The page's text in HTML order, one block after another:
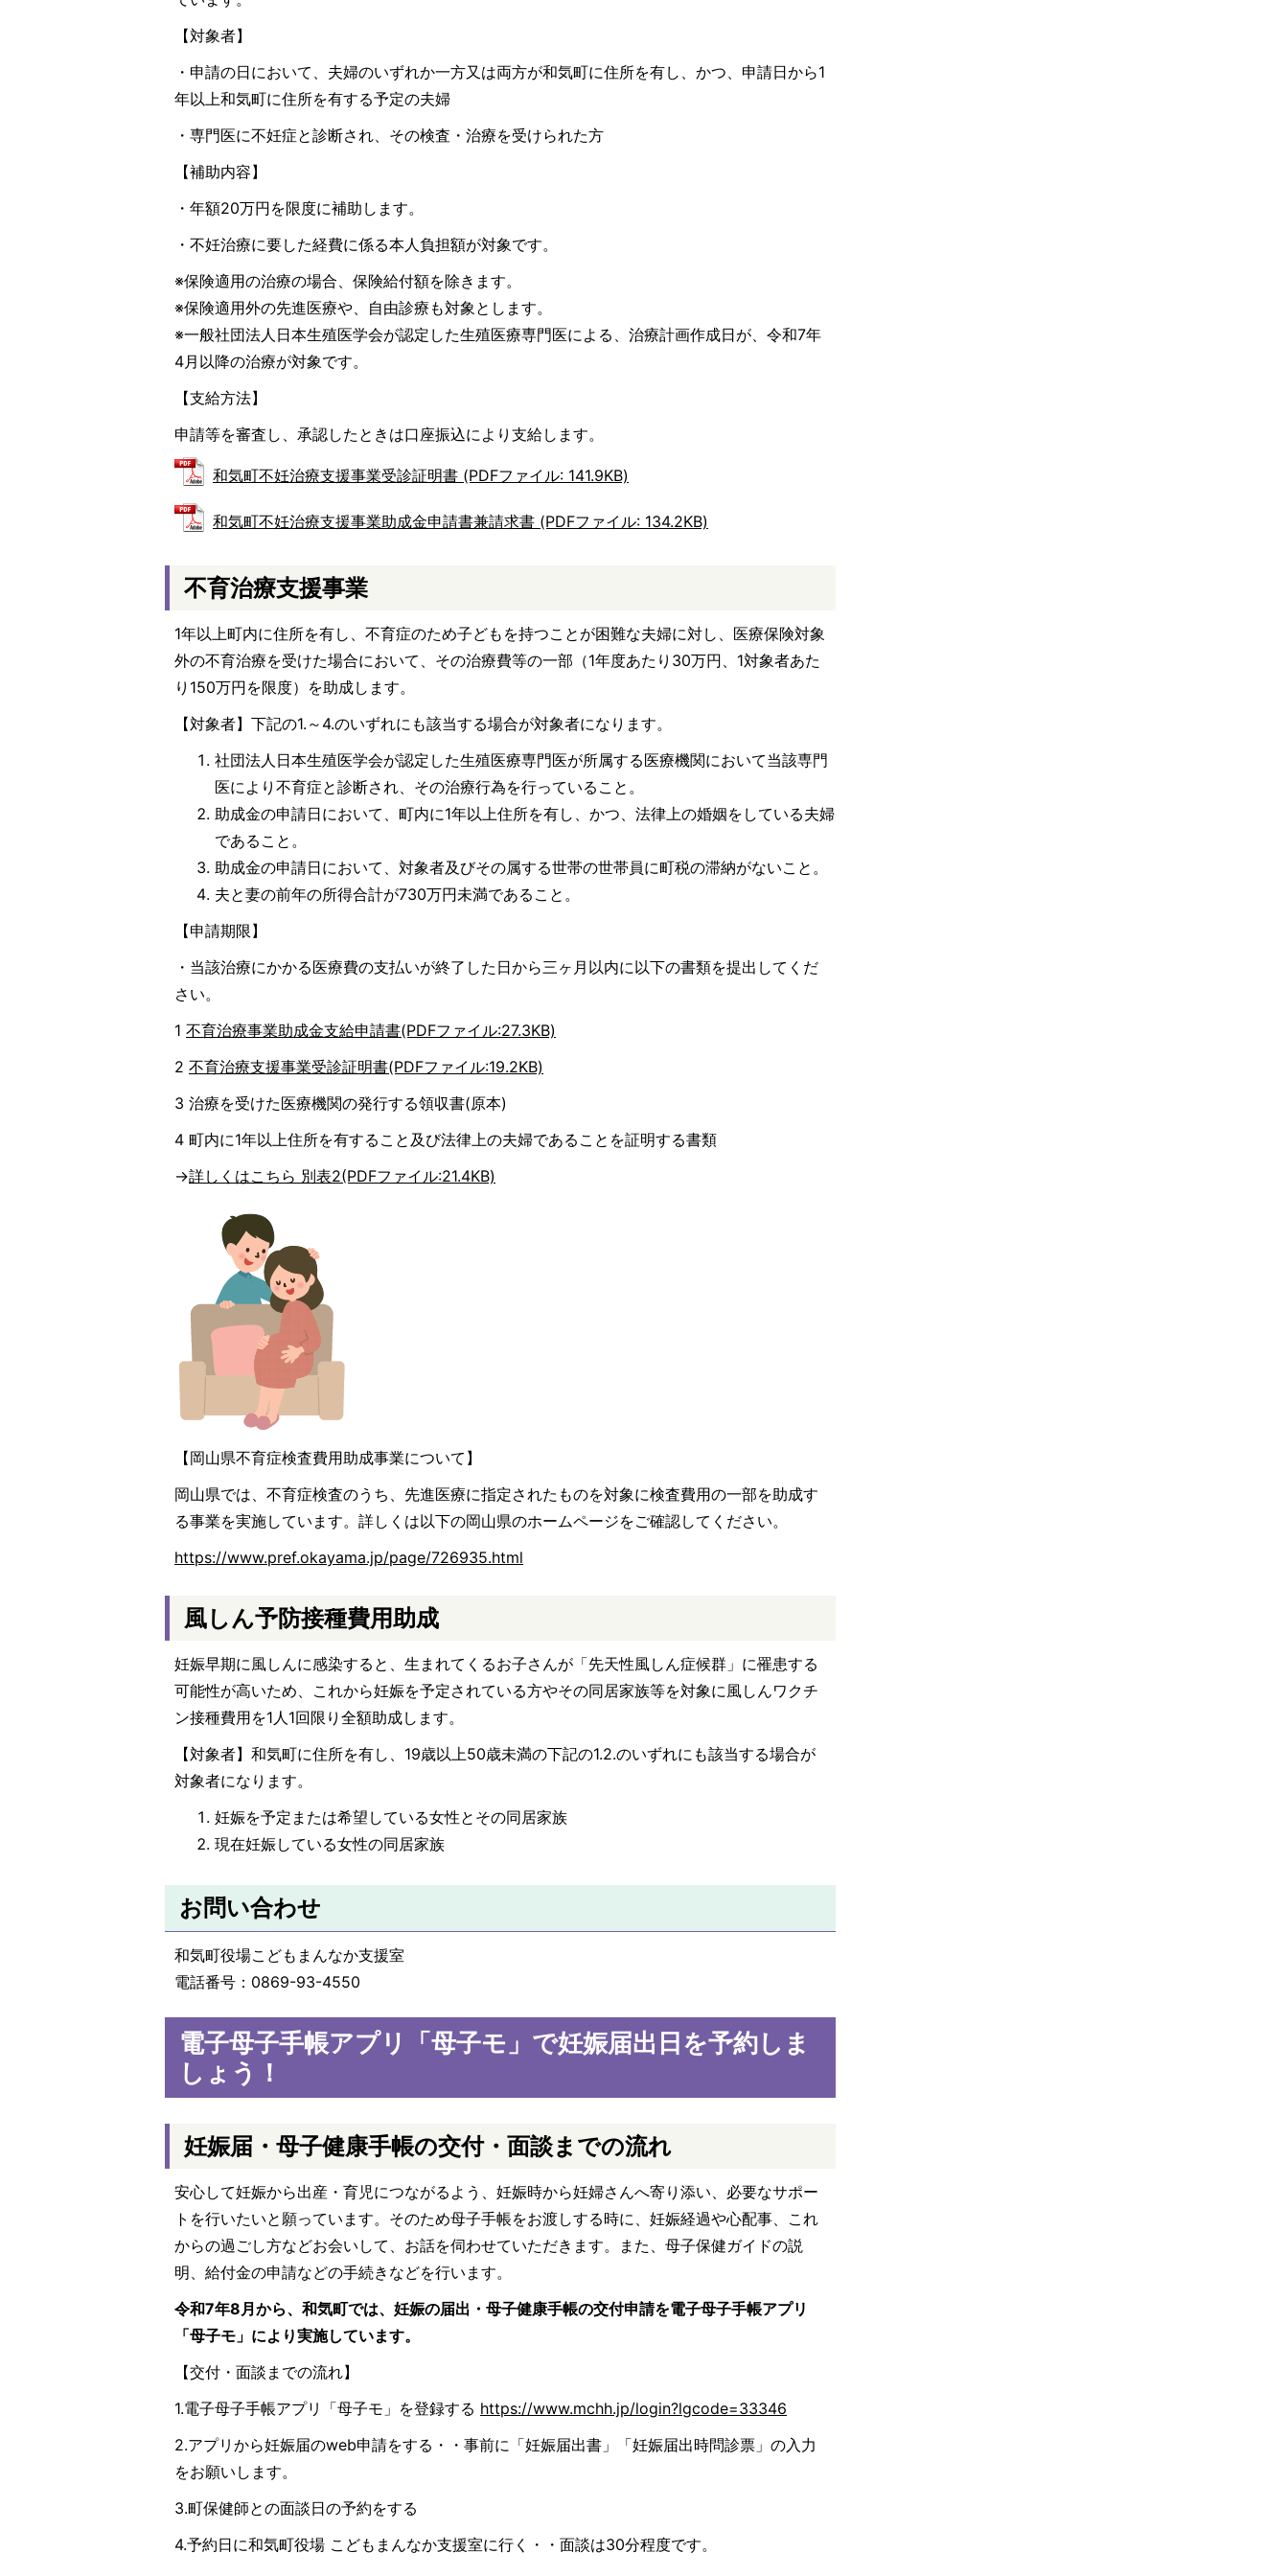
【対象者】
・申請の日において、夫婦のいずれか一方又は両方が和気町に住所を有し、かつ、申請日から1
年以上和気町に住所を有する予定の夫婦
・専門医に不妊症と診断され、その検査・治療を受けられた方
【補助内容】
・年額20万円を限度に補助します。
・不妊治療に要した経費に係る本人負担額が対象です。
※保険適用の治療の場合、保険給付額を除きます。
※保険適用外の先進医療や、自由診療も対象とします。
※一般社団法人日本生殖医学会が認定した生殖医療専門医による、治療計画作成日が、令和7年
4月以降の治療が対象です。
【支給方法】
申請等を審査し、承認したときは口座振込により支給します。
和気町不妊治療支援事業受診証明書 (PDFファイル: 141.9KB)
和気町不妊治療支援事業助成金申請書兼請求書 (PDFファイル: 134.2KB)
不育治療支援事業
1年以上町内に住所を有し、不育症のため子どもを持つことが困難な夫婦に対し、医療保険対象
外の不育治療を受けた場合において、その治療費等の一部（1年度あたり30万円、1対象者あた
り150万円を限度）を助成します。
【対象者】下記の1.～4.のいずれにも該当する場合が対象者になります。
社団法人日本生殖医学会が認定した生殖医療専門医が所属する医療機関において当該専門
医により不育症と診断され、その治療行為を行っていること。
助成金の申請日において、町内に1年以上住所を有し、かつ、法律上の婚姻をしている夫婦
であること。
助成金の申請日において、対象者及びその属する世帯の世帯員に町税の滞納がないこと。
夫と妻の前年の所得合計が730万円未満であること。
【申請期限】
・当該治療にかかる医療費の支払いが終了した日から三ヶ月以内に以下の書類を提出してくだ
さい。
1 不育治療事業助成金支給申請書(PDFファイル:27.3KB)
2 不育治療支援事業受診証明書(PDFファイル:19.2KB)
3 治療を受けた医療機関の発行する領収書(原本)
4 町内に1年以上住所を有すること及び法律上の夫婦であることを証明する書類
→詳しくはこちら 別表2(PDFファイル:21.4KB)
【岡山県不育症検査費用助成事業について】
岡山県では、不育症検査のうち、先進医療に指定されたものを対象に検査費用の一部を助成す
る事業を実施しています。詳しくは以下の岡山県のホームページをご確認してください。
https://www.pref.okayama.jp/page/726935.html
風しん予防接種費用助成
妊娠早期に風しんに感染すると、生まれてくるお子さんが「先天性風しん症候群」に罹患する
可能性が高いため、これから妊娠を予定されている方やその同居家族等を対象に風しんワクチ
ン接種費用を1人1回限り全額助成します。
【対象者】和気町に住所を有し、19歳以上50歳未満の下記の1.2.のいずれにも該当する場合が
対象者になります。
妊娠を予定または希望している女性とその同居家族
現在妊娠している女性の同居家族
お問い合わせ
和気町役場こどもまんなか支援室
電話番号：0869-93-4550
電子母子手帳アプリ「母子モ」で妊娠届出日を予約しま
しょう！
妊娠届・母子健康手帳の交付・面談までの流れ
安心して妊娠から出産・育児につながるよう、妊娠時から妊婦さんへ寄り添い、必要なサポー
トを行いたいと願っています。そのため母子手帳をお渡しする時に、妊娠経過や心配事、これ
からの過ごし方などお会いして、お話を伺わせていただきます。また、母子保健ガイドの説
明、給付金の申請などの手続きなどを行います。
令和7年8月から、和気町では、妊娠の届出・母子健康手帳の交付申請を電子母子手帳アプリ
「母子モ」により実施しています。
【交付・面談までの流れ】
1.電子母子手帳アプリ「母子モ」を登録する https://www.mchh.jp/login?lgcode=33346
2.アプリから妊娠届のweb申請をする・・事前に「妊娠届出書」「妊娠届出時問診票」の入力
をお願いします。
3.町保健師との面談日の予約をする
4.予約日に和気町役場 こどもまんなか支援室に行く・・面談は30分程度です。